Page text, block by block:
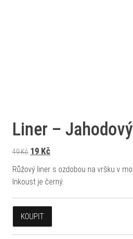
Liner –
49Kč Původní cena byla: 49 Kč.
19 Kč
Růžový liner s ozdobou na vršku v
Inkoust je černý.
KOUPIT